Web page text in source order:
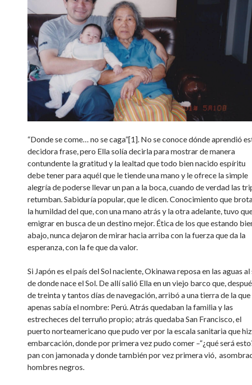
“Donde se come… no se caga”[1]. No se conoce dónde aprendió
decidora frase, pero Ella solía decirla para mostrar de manera
contundente la gratitud y la lealtad que todo bien nacido espíritu
debe tener para aquél que le tiende una mano y le ofrece la simple
alegría de poderse llevar un pan a la boca, cuando de verdad las
retumban. Sabiduría popular, que le dicen. Conocimiento que
la humildad del que, con una mano atrás y la otra adelante, tuvo
emigrar en busca de un destino mejor. Ética de los que estando
abajo, nunca dejaron de mirar hacia arriba con la fuerza que da la
esperanza, con la fe que da valor.
Si Japón es el país del Sol naciente, Okinawa reposa en las aguas al
de donde nace el Sol. De allí salió Ella en un viejo barco que,
de treinta y tantos días de navegación, arribó a una tierra de la que
apenas sabía el nombre: Perú. Atrás quedaban la familia y las
estrecheces del terruño propio; atrás quedaba San Francisco, el
puerto norteamericano que pudo ver por la escala sanitaria que
embarcación, donde por primera vez pudo comer –“¿qué será
pan con jamonada y donde también por vez primera vió,
hombres negros.